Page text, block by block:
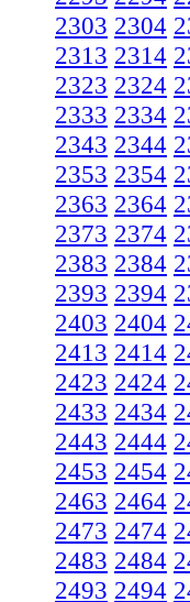
2303 2304
2313 2314
2323 2324
2333 2334
2343 2344
2353 2354
2363 2364
2373 2374
2383 2384
2393 2394
2403 2404
2413 2414
2423 2424
2433 2434
2443 2444
2453 2454
2463 2464
2473 2474
2483 2484
2493 2494